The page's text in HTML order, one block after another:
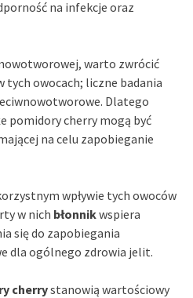
na infekcje oraz
warto zwrócić
tych owocach; liczne badania
Dlatego
pomidory cherry mogą być
na celu zapobieganie
wpływie tych owoców
w nich błonnikwspiera
się do zapobiegania
dla ogólnego zdrowia jelit.
cherrystanowią wartościowy